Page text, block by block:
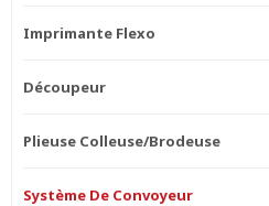
Imprimante Flexo
Découpeur
Plieuse Colleuse/brodeuse
Système De Convoyeur